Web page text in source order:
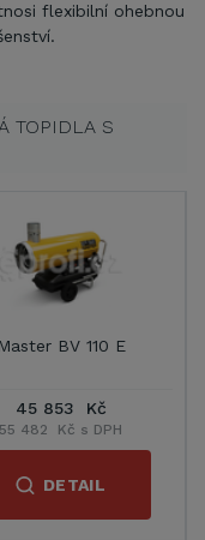
flexibilní ohebnou
TOPIDLA S
Master BV 110 E
45 853 Kč
55 482 Kč s DPH
DETAIL